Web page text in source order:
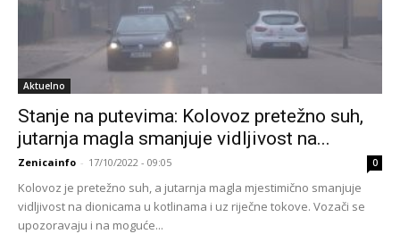
Aktuelno
Stanje na putevima: Kolovoz pretežno suh,
jutarnja magla smanjuje vidljivost na...
Zenicainfo - 17/10/2022 - 09:05 0
Kolovoz je pretežno suh, a jutarnja magla mjestimično smanjuje
vidljivost na dionicama u kotlinama i uz riječne tokove. Vozači se
upozoravaju i na moguće...